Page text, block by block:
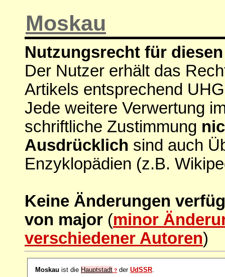
Moskau
Nutzungsrecht für
Der Nutzer erhält das
Artikels entsprechend
Jede weitere Verwertung
schriftliche Zustimmung
Ausdrücklich sind auch
Enzyklopädien (z.B.
Keine Änderungen
von major (minor
verschiedener Autoren)
Moskau ist die Hauptstadt ? der UdSSR